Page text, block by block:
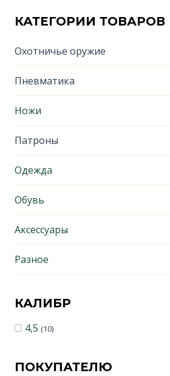
КАТЕГОРИИ ТОВАРОВ
Охотничье оружие
Пневматика
Ножи
Патроны
Одежда
Обувь
Аксессуары
Разное
КАЛИБР
4,5 (10)
ПОКУПАТЕЛЮ